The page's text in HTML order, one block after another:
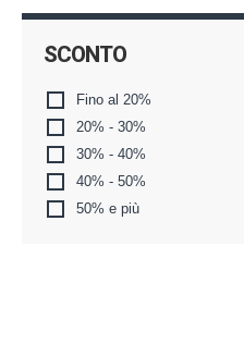
SCONTO
Fino al 20%
20% - 30%
30% - 40%
40% - 50%
50% e più